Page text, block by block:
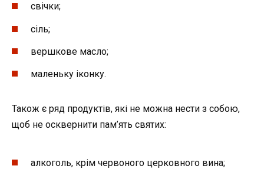
свічки;
сіль;
вершкове масло;
маленьку іконку.
Також є ряд продуктів, які не можна нести з собою,
щоб не осквернити пам’ять святих:
алкоголь, крім червоного церковного вина;